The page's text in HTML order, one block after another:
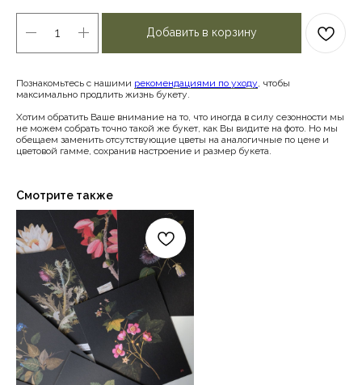
Добавить в корзину
Познакомьтесь с нашими рекомендациями по уходу , чтобы
максимально продлить жизнь букету.
Хотим обратить Ваше внимание на то, что иногда в силу сезонности мы
не можем собрать точно такой же букет, как Вы видите на фото. Но мы
обещаем заменить отсутствующие цветы на аналогичные по цене и
цветовой гамме, сохранив настроение и размер букета.
Смотрите также